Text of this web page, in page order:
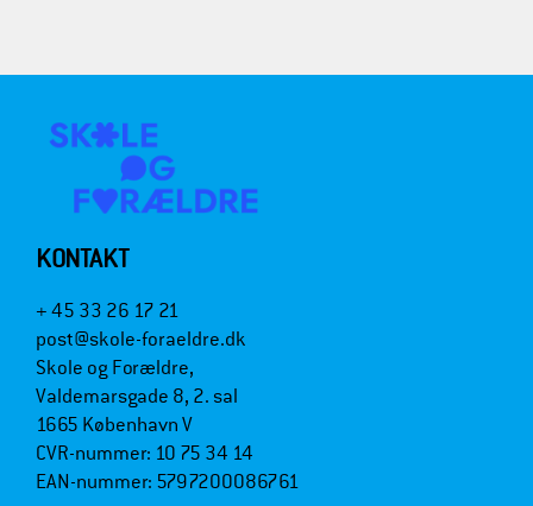
KONTAKT
+ 45 33 26 17 21
post@skole-foraeldre.dk
Skole og Forældre,
Valdemarsgade 8, 2. sal
1665 København V
CVR-nummer: 10 75 34 14
EAN-nummer: 5797200086761